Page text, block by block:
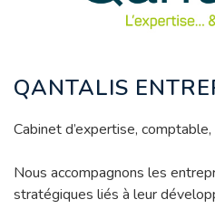
QANTALIS
Cabinet d’expertise,
Nous accompagnons les
stratégiques liés à leur